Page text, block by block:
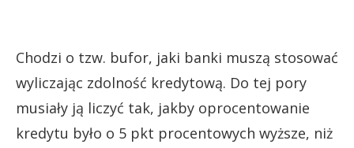
Chodzi o tzw. bufor, jaki banki muszą stosować
wyliczając zdolność kredytową. Do tej pory
musiały ją liczyć tak, jakby oprocentowanie
kredytu było o 5 pkt procentowych wyższe, niż